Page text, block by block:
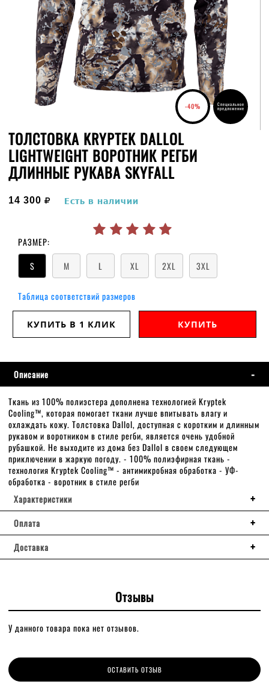
-40% Специальное
предложение
ТОЛСТОВКА KRYPTEK DALLOL
LIGHTWEIGHT ВОРОТНИК РЕГБИ
ДЛИННЫЕ РУКАВА SKYFALL
14 300 руб.
Есть в наличии
РАЗМЕР:
S
M L XL 2XL 3XL
Таблица соответствий размеров
КУПИТЬ В 1 КЛИК КУПИТЬ
Описание
Ткань из 100% полиэстера дополнена технологией Kryptek
Cooling™, которая помогает ткани лучше впитывать влагу и
охлаждать кожу. Толстовка Dallol, доступная с коротким и длинным
рукавом и воротником в стиле регби, является очень удобной
рубашкой. Не выходите из дома без Dallol в своем следующем
приключении в жаркую погоду. - 100% полиэфирная ткань -
технология Kryptek Cooling™ - антимикробная обработка - УФ-
обработка - воротник в стиле регби
Характеристики
Оплата
Доставка
Отзывы
У данного товара пока нет отзывов.
ОСТАВИТЬ ОТЗЫВ